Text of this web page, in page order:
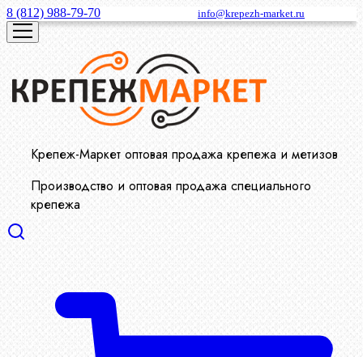
8 (812) 988-79-70 info@krepezh-market.ru
Крепеж-Маркет оптовая продажа крепежа и метизов
Производство и оптовая продажа специального
крепежа